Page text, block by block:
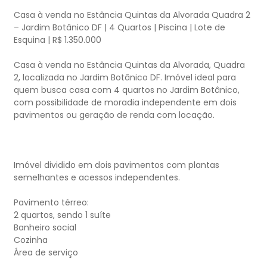
Casa à venda no Estância Quintas da Alvorada Quadra 2
– Jardim Botânico DF | 4 Quartos | Piscina | Lote de
Esquina | R$ 1.350.000
Casa à venda no Estância Quintas da Alvorada, Quadra
2, localizada no Jardim Botânico DF. Imóvel ideal para
quem busca casa com 4 quartos no Jardim Botânico,
com possibilidade de moradia independente em dois
pavimentos ou geração de renda com locação.
Imóvel dividido em dois pavimentos com plantas
semelhantes e acessos independentes.
Pavimento térreo:
2 quartos, sendo 1 suíte
Banheiro social
Cozinha
Área de serviço